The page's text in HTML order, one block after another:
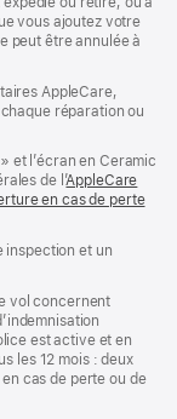
vous ajoutez votre
peut être annulée à
AppleCare,
chaque réparation ou
et l’écran en Ceramic
de l’AppleCare
en cas de perte
inspection et un
vol concernent
est active et en
les 12 mois : deux
cas de perte ou de